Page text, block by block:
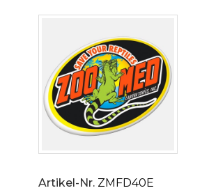
Artikel-Nr. ZMFD40E